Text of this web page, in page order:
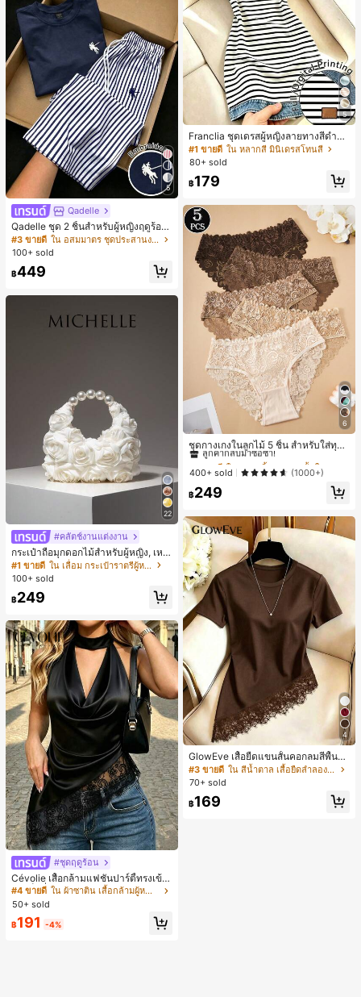
5
Qadelle
Qadelle ชุด 2 ชิ้นสำหรับผู้หญิงฤดูร้อน
แบบสบายๆ สำหรับใส่ทุกวัน, กางเกงขา
ยาวลายทางสีน้ำเงินเข้มและสีขาว, เสื้อ
#3 ขายดี
ใน อสมมาตร ชุดประสานงานสตรี
100+ sold
฿449
22
#คลัตช์งานแต่งงาน
กระเป๋าถือมุกดอกไม้สำหรับผู้หญิง, เหม
าะสำหรับชุดราตรี, ชุดบอล, เครื่องประ
ดับงานแต่งงาน, กระเป๋าสตางค์สุภาพส
สุ่ม)
#1 ขายดี
ใน เลื่อม กระเป๋าราตรีผู้หญิง
100+ sold
฿249
#ชุดฤดูร้อน
Cévolie เสื้อกล้ามแฟชั่นปาร์ตี้ทรงเข้า
รูป เซ็กซี่ คอเดรป คอคาวล์ จับย่น แต่ง
ลูกไม้ ดีไซน์ต่อผ้า เปิดหลัง แขนกุด
#4 ขายดี
ใน ผ้าซาติน เสื้อกล้ามผู้หญิง & Camis
50+ sold
฿191 -4%
5
Franclia ชุดเดรสผู้หญิงลายทางสีดำขา
วแบบแพตช์เวิร์กเอฟเฟกต์เดนิม สำหรั
บฤดูร้อน รุ่นใหม่ พิมพ์ดิจิทัลลายทางแบ
#1 ขายดี ใน หลากสี มินิเดรสโทนสี
80+ sold
฿179
6
ชุดกางเกงในลูกไม้ 5 ชิ้น สำหรับใส่ทุกวั
น
#1 ขายดี
ลูกค้ากลับมาซื้อซ้ำ!
#1 ขายดี
ลูกค้ากลับมาซื้อซ้ำ!
#1 ขายดี
ลูกค้ากลับมาซื้อซ้ำ!
#1 ขายดี
ลูกค้ากลับมาซื้อซ้ำ!
400+ sold (1000+)
฿249
4
GlowEve เสื้อยืดแขนสั้นคอกลมสีพื้นลำ
ลองอเนกประสงค์สำหรับผู้หญิง
#3 ขายดี
ใน สีน้ำตาล เสื้อยืดลำลองพื้นฐาน
70+ sold
฿169